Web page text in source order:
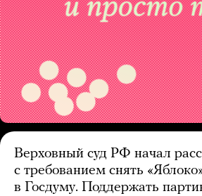
Верховный суд РФ начал
с требованием снять
в Госдуму. Поддержать